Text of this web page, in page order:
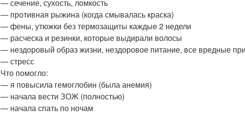
— сечение, сухость, ломкость
— противная рыжина (когда смывалась краска)
— фены, утюжки без термозащиты каждые 2 недели
— расческа и резинки, которые выдирали волосы
— нездоровый образ жизни, нездоровое питание, все вредные
— стресс
Что помогло:
— я повысила гемоглобин (была анемия)
— начала вести ЗОЖ (полностью)
— начала спать по ночам